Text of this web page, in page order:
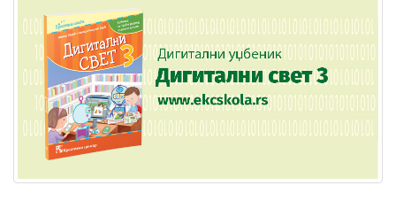
Latinica
Мој
налог